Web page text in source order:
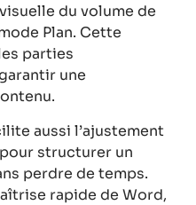
du volume de
Plan. Cette
parties
une
aussi l’ajustement
structurer un
perdre de temps.
rapide de Word,